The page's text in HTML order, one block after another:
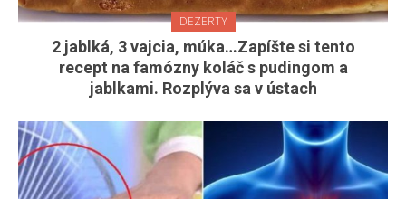
DEZERTY
2 jablká, 3 vajcia, múka…Zapíšte si tento
recept na famózny koláč s pudingom a
jablkami. Rozplýva sa v ústach